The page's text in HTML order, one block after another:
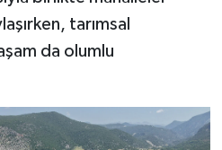
tarımsal
da olumlu